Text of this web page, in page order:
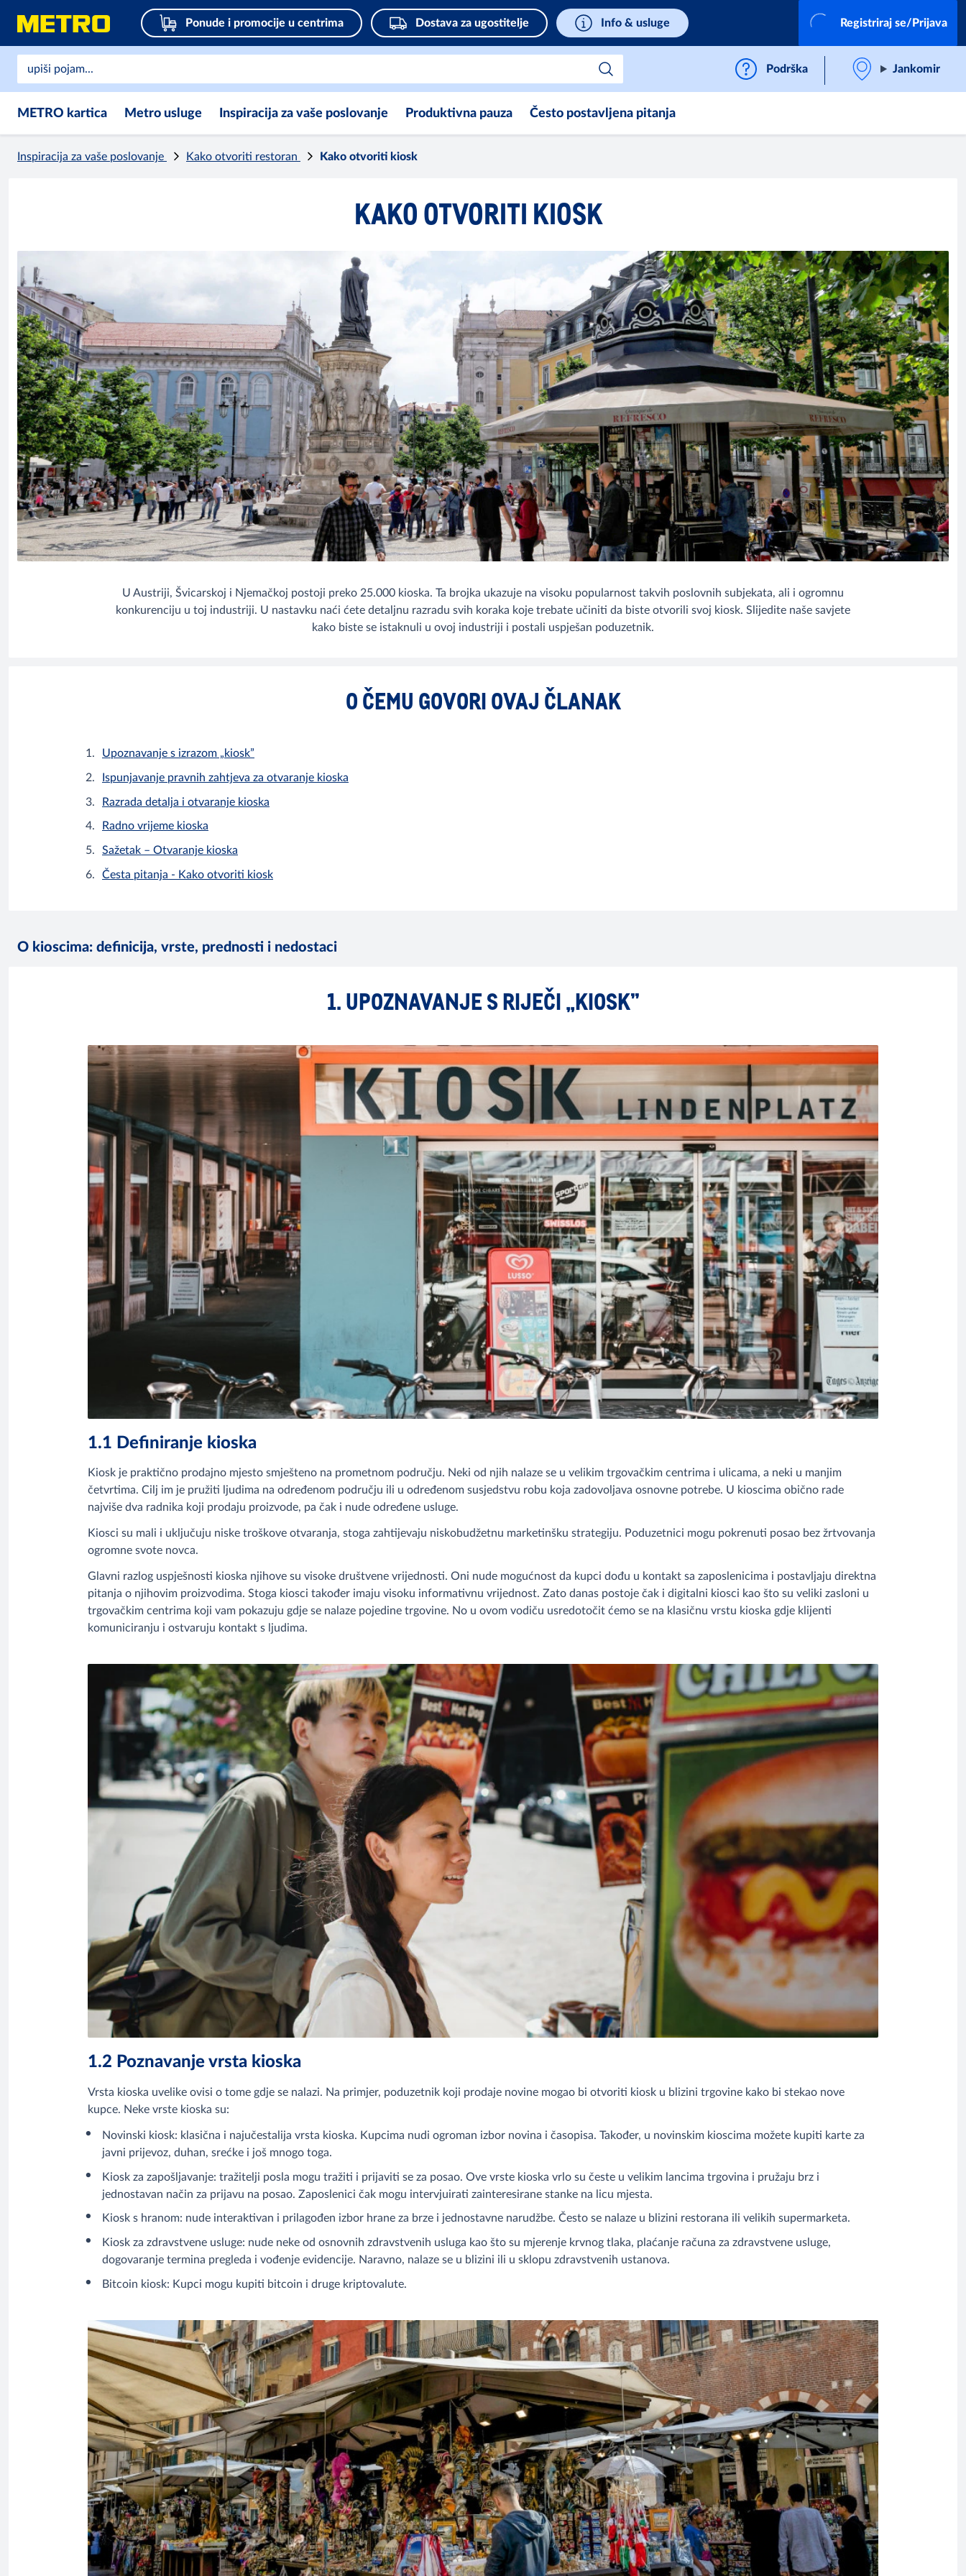
Ponude i promocije u centrima Dostava za ugostitelje Info & usluge Registriraj se/Prijava
Podrška Jankomir
METRO kartica Metro usluge Inspiracija za vaše poslovanje Produktivna pauza Često postavljena pitanja
Inspiracija za vaše poslovanje Kako otvoriti restoran Kako otvoriti kiosk
KAKO OTVORITI KIOSK
U Austriji, Švicarskoj i Njemačkoj postoji preko 25.000 kioska. Ta brojka ukazuje na visoku popularnost takvih poslovnih subjekata, ali i ogromnu
konkurenciju u toj industriji. U nastavku naći ćete detaljnu razradu svih koraka koje trebate učiniti da biste otvorili svoj kiosk. Slijedite naše savjete
kako biste se istaknuli u ovoj industriji i postali uspješan poduzetnik.
O ČEMU GOVORI OVAJ ČLANAK
Upoznavanje s izrazom „kiosk”
Ispunjavanje pravnih zahtjeva za otvaranje kioska
Razrada detalja i otvaranje kioska
Radno vrijeme kioska
Sažetak – Otvaranje kioska
Česta pitanja - Kako otvoriti kiosk
O kioscima: definicija, vrste, prednosti i nedostaci
1. UPOZNAVANJE S RIJEČI „KIOSK”
1.1 Definiranje kioska
Kiosk je praktično prodajno mjesto smješteno na prometnom području. Neki od njih nalaze se u velikim trgovačkim centrima i ulicama, a neki u manjim
četvrtima. Cilj im je pružiti ljudima na određenom području ili u određenom susjedstvu robu koja zadovoljava osnovne potrebe. U kioscima obično rade
najviše dva radnika koji prodaju proizvode, pa čak i nude određene usluge.
Kiosci su mali i uključuju niske troškove otvaranja, stoga zahtijevaju niskobudžetnu marketinšku strategiju. Poduzetnici mogu pokrenuti posao bez žrtvovanja
ogromne svote novca.
Glavni razlog uspješnosti kioska njihove su visoke društvene vrijednosti. Oni nude mogućnost da kupci dođu u kontakt sa zaposlenicima i postavljaju direktna
pitanja o njihovim proizvodima. Stoga kiosci također imaju visoku informativnu vrijednost. Zato danas postoje čak i digitalni kiosci kao što su veliki zasloni u
trgovačkim centrima koji vam pokazuju gdje se nalaze pojedine trgovine. No u ovom vodiču usredotočit ćemo se na klasičnu vrstu kioska gdje klijenti
komuniciranju i ostvaruju kontakt s ljudima.
1.2 Poznavanje vrsta kioska
Vrsta kioska uvelike ovisi o tome gdje se nalazi. Na primjer, poduzetnik koji prodaje novine mogao bi otvoriti kiosk u blizini trgovine kako bi stekao nove
kupce. Neke vrste kioska su:
Novinski kiosk: klasična i najučestalija vrsta kioska. Kupcima nudi ogroman izbor novina i časopisa. Također, u novinskim kioscima možete kupiti karte za
javni prijevoz, duhan, srećke i još mnogo toga.
Kiosk za zapošljavanje: tražitelji posla mogu tražiti i prijaviti se za posao. Ove vrste kioska vrlo su česte u velikim lancima trgovina i pružaju brz i
jednostavan način za prijavu na posao. Zaposlenici čak mogu intervjuirati zainteresirane stanke na licu mjesta.
Kiosk s hranom: nude interaktivan i prilagođen izbor hrane za brze i jednostavne narudžbe. Često se nalaze u blizini restorana ili velikih supermarketa.
Kiosk za zdravstvene usluge: nude neke od osnovnih zdravstvenih usluga kao što su mjerenje krvnog tlaka, plaćanje računa za zdravstvene usluge,
dogovaranje termina pregleda i vođenje evidencije. Naravno, nalaze se u blizini ili u sklopu zdravstvenih ustanova.
Bitcoin kiosk: Kupci mogu kupiti bitcoin i druge kriptovalute.